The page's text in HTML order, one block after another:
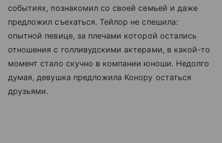
событиях, познакомил со своей семьей и даже
предложил съехаться. Тейлор не спешила:
опытной певице, за плечами которой остались
отношения с голливудскими актерами, в какой-то
момент стало скучно в компании юноши. Недолго
думая, девушка предложила Конору остаться
друзьями.